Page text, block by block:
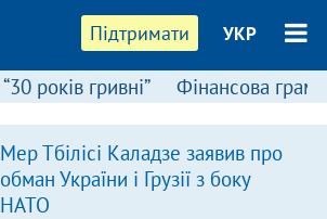
Підтримати УКР
“30 років гривні” Фінансова
Мер Тбілісі Каладзе заявив про
обман України і Грузії з боку
НАТО